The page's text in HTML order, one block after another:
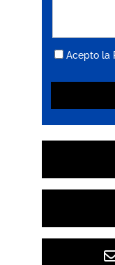
Acepto la